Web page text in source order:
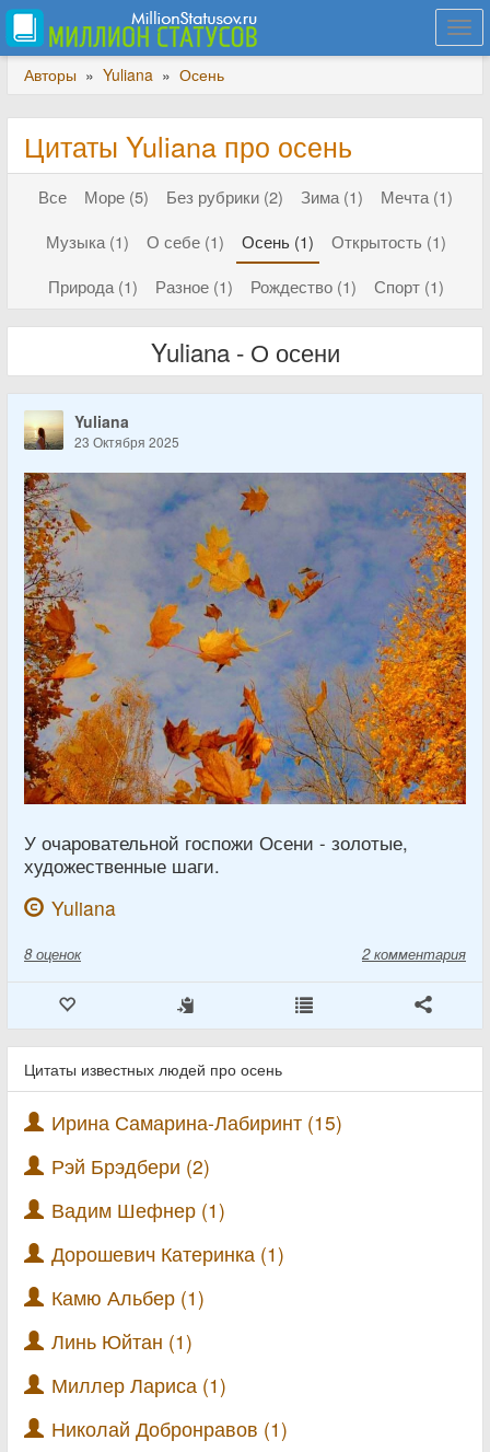
Авторы » Yuliana » Осень
Цитаты Yuliana про осень
Все Море (5) Без рубрики (2) Зима (1)
Мечта (1)
Музыка (1)
О себе (1) Осень (1)
Открытость (1)
Природа (1)
Разное (1) Рождество (1) Спорт (1)
Yuliana - О осени
Yuliana
23 Октября 2025
У очаровательной госпожи Осени - золотые,
художественные шаги.
Yuliana
8 оценок 2 комментария
Цитаты известных людей про осень
Ирина Самарина-Лабиринт (15)
Рэй Брэдбери (2)
Вадим Шефнер (1)
Дорошевич Катеринка (1)
Камю Альбер (1)
Линь Юйтан (1)
Миллер Лариса (1)
Николай Добронравов (1)